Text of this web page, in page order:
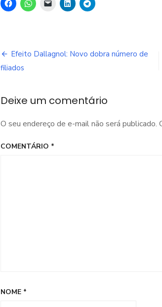
Navegação
de
Efeito Dallagnol: Novo dobra número de
filiados
Deixe um comentário
O seu endereço de e-mail não será publicado.
COMENTÁRIO *
NOME *